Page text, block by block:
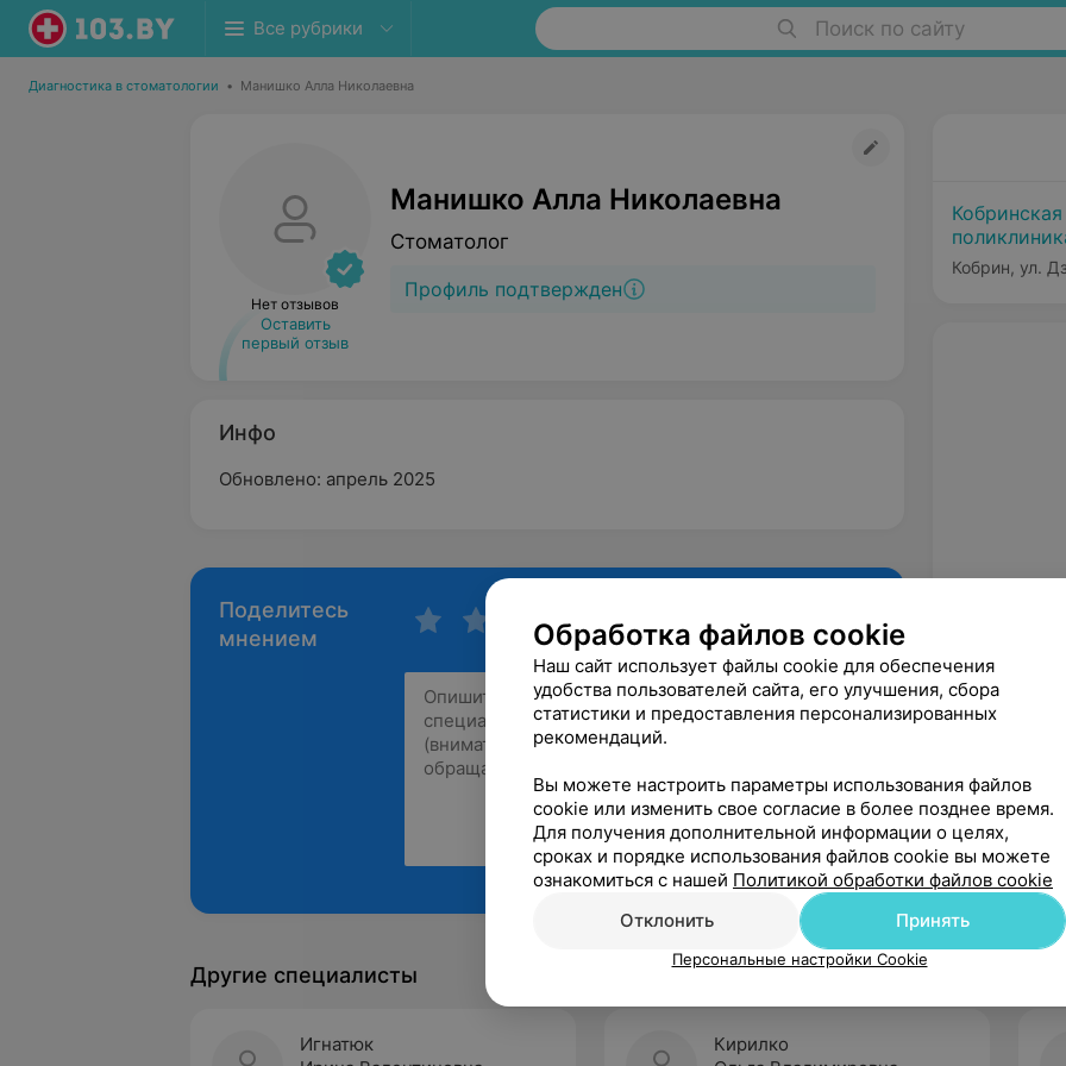
Все рубрики Поиск по сайту
Диагностика в стоматологии • Манишко Алла Николаевна
Нет отзывов
Оставить
первый отзыв
Манишко Алла Николаевна
Стоматолог
Профиль подтвержден
Инфо
Обновлено: апрель 2025
Поделитесь
мнением
Рекомендую
Кобрин, ул.
Другие специалисты
Игнатюк
Кирилко
Обработка файлов cookie
Наш сайт использует файлы cookie для обеспечения
удобства пользователей сайта, его улучшения, сбора
статистики и предоставления персонализированных
рекомендаций.
Вы можете настроить параметры использования файлов
cookie или изменить свое согласие в более позднее время.
Для получения дополнительной информации о целях,
сроках и порядке использования файлов cookie вы можете
ознакомиться с нашей Политикой обработки файлов cookie
Отклонить
Принять
Персональные настройки Cookie